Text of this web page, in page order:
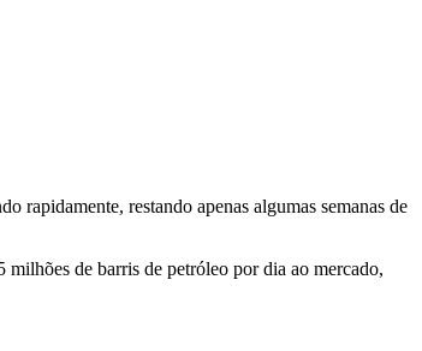
rapidamente, restando apenas algumas semanas de
de barris de petróleo por dia ao mercado,